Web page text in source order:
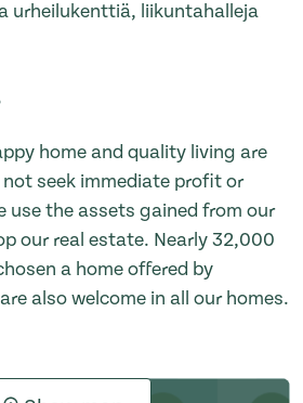
urheilukenttiä, liikuntahalleja
home and quality living are
not seek immediate profit or
use the assets gained from our
our real estate. Nearly 32,000
a home offered by
also welcome in all our homes.